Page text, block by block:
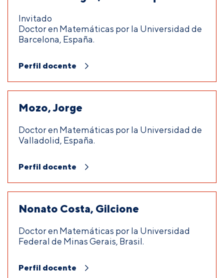
Invitado
Doctor en Matemáticas por la Universidad de
Barcelona, España.
Perfil docente
Mozo, Jorge
Doctor en Matemáticas por la Universidad de
Valladolid, España.
Perfil docente
Nonato Costa, Gilcione
Doctor en Matemáticas por la Universidad
Federal de Minas Gerais, Brasil.
Perfil docente